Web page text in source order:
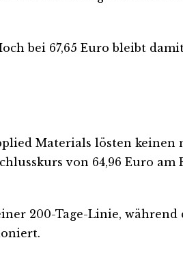
bei 67,65 Euro bleibt
Materials lösten keinen
von 64,96 Euro
200-Tage-Linie,